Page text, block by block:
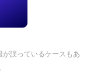
誤っているケースもあ